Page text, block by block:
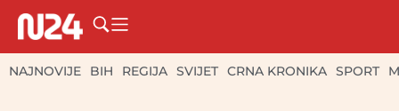
NAJNOVIJE BIH REGIJA SVIJET CRNA KRONIKA SPORT